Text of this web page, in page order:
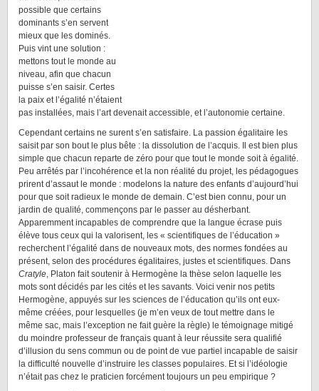
possible que certains
dominants s’en servent
mieux que les dominés.
Puis vint une solution :
mettons tout le monde au
niveau, afin que chacun
puisse s’en saisir. Certes
la paix et l’égalité n’étaient
pas installées, mais l’art devenait accessible, et l’autonomie certaine.
Cependant certains ne surent s’en satisfaire. La passion égalitaire les
saisit par son bout le plus bête : la dissolution de l’acquis. Il est bien plus
simple que chacun reparte de zéro pour que tout le monde soit à égalité.
Peu arrêtés par l’incohérence et la non réalité du projet, les pédagogues
prirent d’assaut le monde : modelons la nature des enfants d’aujourd’hui
pour que soit radieux le monde de demain. C’est bien connu, pour un
jardin de qualité, commençons par le passer au désherbant.
Apparemment incapables de comprendre que la langue écrase puis
élève tous ceux qui la valorisent, les « scientifiques de l’éducation »
recherchent l’égalité dans de nouveaux mots, des normes fondées au
présent, selon des procédures égalitaires, justes et scientifiques. Dans
Cratyle, Platon fait soutenir à Hermogène la thèse selon laquelle les
mots sont décidés par les cités et les savants. Voici venir nos petits
Hermogène, appuyés sur les sciences de l’éducation qu’ils ont eux-
même créées, pour lesquelles (je m’en veux de tout mettre dans le
même sac, mais l’exception ne fait guère la règle) le témoignage mitigé
du moindre professeur de français quant à leur réussite sera qualifié
d’illusion du sens commun ou de point de vue partiel incapable de saisir
la difficulté nouvelle d’instruire les classes populaires. Et si l’idéologie
n’était pas chez le praticien forcément toujours un peu empirique ?